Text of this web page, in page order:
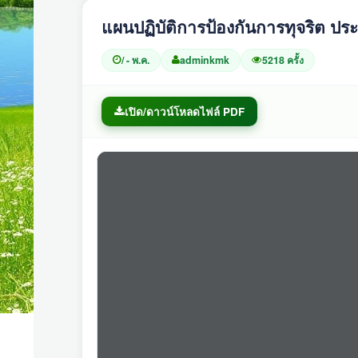
แผนปฏิบัติการป้องกันการทุจริต ปร
/ - พ.ค. adminkmk 5218 ครั้ง
เปิด/ดาวน์โหลดไฟล์ PDF